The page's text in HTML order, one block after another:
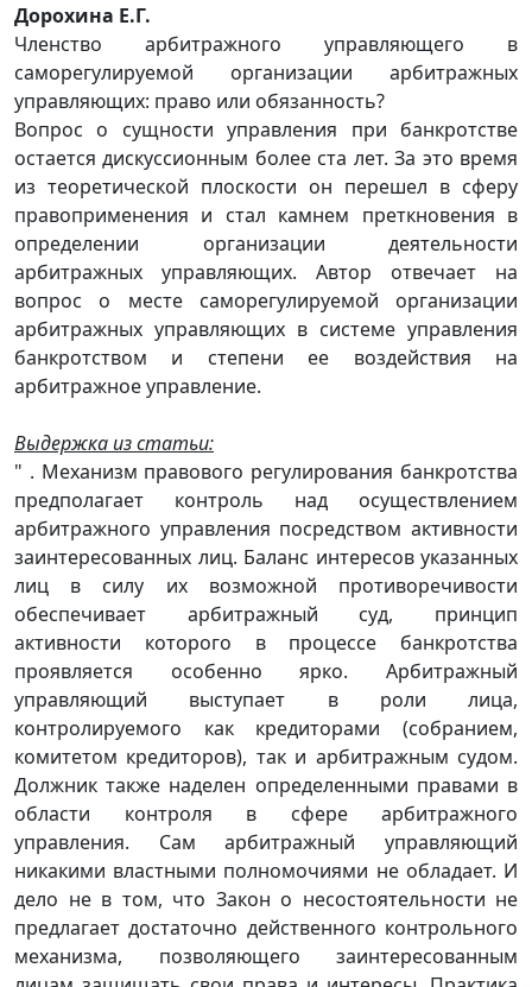
Дорохина Е.Г.
Членство арбитражного управляющего в
саморегулируемой организации арбитражных
управляющих: право или обязанность?
Вопрос о сущности управления при банкротстве
остается дискуссионным более ста лет. За это время
из теоретической плоскости он перешел в сферу
правоприменения и стал камнем преткновения в
определении организации деятельности
арбитражных управляющих. Автор отвечает на
вопрос о месте саморегулируемой организации
арбитражных управляющих в системе управления
банкротством и степени ее воздействия на
арбитражное управление.
Выдержка из статьи:
" . Механизм правового регулирования банкротства
предполагает контроль над осуществлением
арбитражного управления посредством активности
заинтересованных лиц. Баланс интересов указанных
лиц в силу их возможной противоречивости
обеспечивает арбитражный суд, принцип
активности которого в процессе банкротства
проявляется особенно ярко. Арбитражный
управляющий выступает в роли лица,
контролируемого как кредиторами (собранием,
комитетом кредиторов), так и арбитражным судом.
Должник также наделен определенными правами в
области контроля в сфере арбитражного
управления. Сам арбитражный управляющий
никакими властными полномочиями не обладает. И
дело не в том, что Закон о несостоятельности не
предлагает достаточно действенного контрольного
механизма, позволяющего заинтересованным